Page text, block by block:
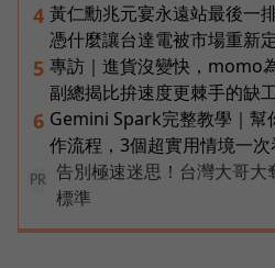
4 黃仁勳兆元宴永遠站最後一
憑什麼讓台達電被市場重新
5 專訪｜進貨沒變快，momo
副總揭比拚速度更棘手的缺
6 Gemini Spark完整教學｜幫
作流程，3個超實用情境一次
PR
告別極速迷思！台灣大哥
標準